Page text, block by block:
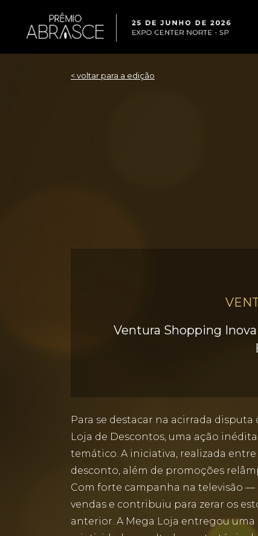
< voltar para a edição
Ventura Shopping
Para se destacar na acirrada
Loja de Descontos, uma ação
temático. A iniciativa, realizada
desconto, além de promoções
Com forte campanha na televisão
vendas e contribuiu para zerar os
anterior. A Mega Loja entregou